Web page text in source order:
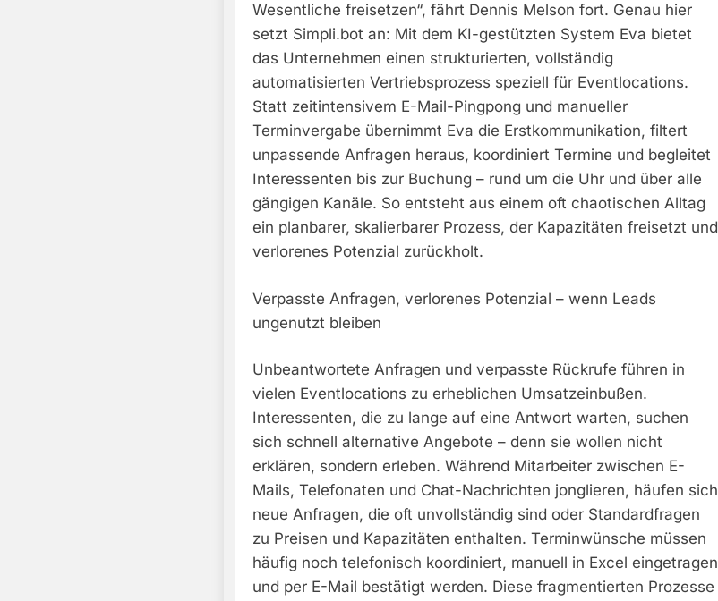
Wesentliche freisetzen“, fährt Dennis Melson fort. Genau hier
setzt Simpli.bot an: Mit dem KI-gestützten System Eva bietet
das Unternehmen einen strukturierten, vollständig
automatisierten Vertriebsprozess speziell für Eventlocations.
Statt zeitintensivem E-Mail-Pingpong und manueller
Terminvergabe übernimmt Eva die Erstkommunikation, filtert
unpassende Anfragen heraus, koordiniert Termine und begleitet
Interessenten bis zur Buchung – rund um die Uhr und über alle
gängigen Kanäle. So entsteht aus einem oft chaotischen Alltag
ein planbarer, skalierbarer Prozess, der Kapazitäten freisetzt und
verlorenes Potenzial zurückholt.
Verpasste Anfragen, verlorenes Potenzial – wenn Leads
ungenutzt bleiben
Unbeantwortete Anfragen und verpasste Rückrufe führen in
vielen Eventlocations zu erheblichen Umsatzeinbußen.
Interessenten, die zu lange auf eine Antwort warten, suchen
sich schnell alternative Angebote – denn sie wollen nicht
erklären, sondern erleben. Während Mitarbeiter zwischen E-
Mails, Telefonaten und Chat-Nachrichten jonglieren, häufen sich
neue Anfragen, die oft unvollständig sind oder Standardfragen
zu Preisen und Kapazitäten enthalten. Terminwünsche müssen
häufig noch telefonisch koordiniert, manuell in Excel eingetragen
und per E-Mail bestätigt werden. Diese fragmentierten Prozesse